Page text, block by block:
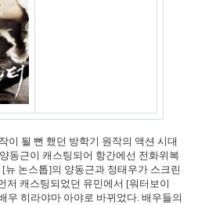
이 될 뻔 했던 방학기 원작의 액션 시대
동근이 캐스팅되어 항간에선 전화위복
뉴 논스톱]의 양동근과 정태우가 스크린
저 캐스팅되었던 유민에서 [워터보이
우 히라야마 아야로 바뀌었다. 배우들의